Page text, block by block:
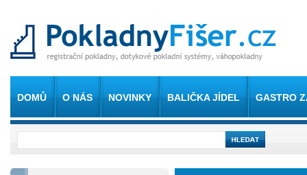
DOMŮ O NÁS NOVINKY BALIČKA JÍDEL GASTRO